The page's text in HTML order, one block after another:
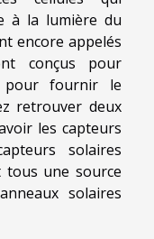
à la lumière du
encore appelés
conçus pour
pour fournir le
retrouver deux
les capteurs
solaires
tous une source
solaires